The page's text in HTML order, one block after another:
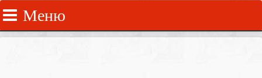
Меню